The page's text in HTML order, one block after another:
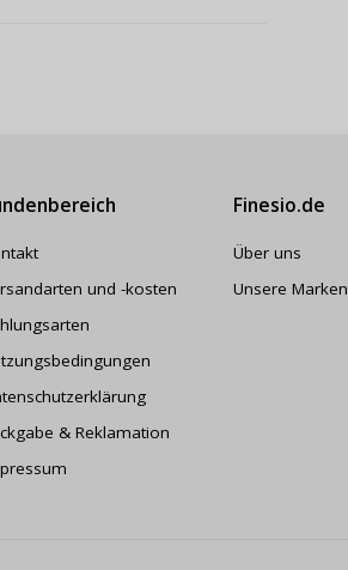
und -kosten
& Reklamation
Finesio.de
Über uns
Unsere Marken